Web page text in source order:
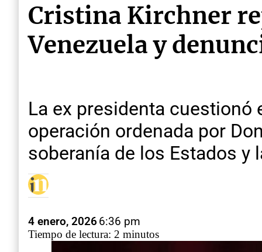
Cristina Kirchner
Venezuela y
La ex presidenta cuestionó
operación ordenada por
soberanía de los Estados y
4 enero, 20266:36 pm
Tiempo de lectura: 2 minutos